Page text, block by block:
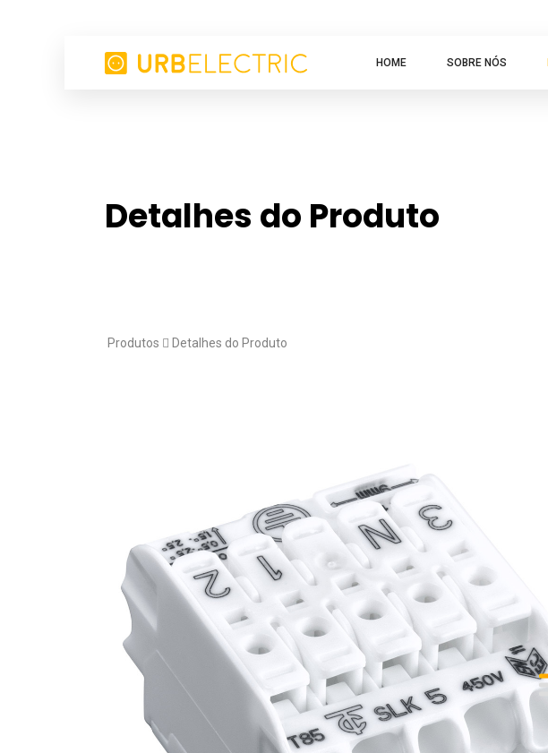
HOME SOBRE NÓS
Detalhes do Produto
Produtos Detalhes do Produto